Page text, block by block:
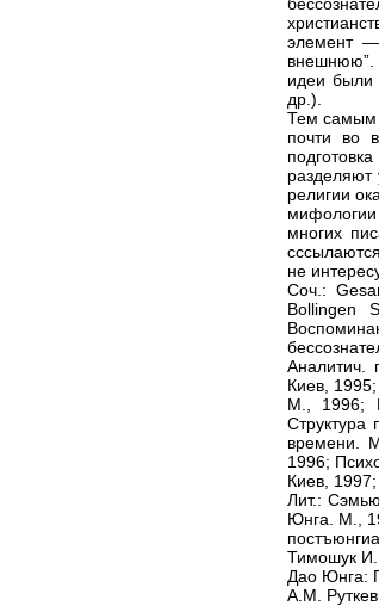
элемент —
внешнюю”.
идеи были
др.).
Тем самым
почти во
разделяют
религии
многих
не
Соч.:
Bollingen
Аналитич.
Киев,
М., 1996;
времени.
1996;
Киев,
Лит.:
Юнга. М.,
Тимошук
Дао Юнга:
А.М.